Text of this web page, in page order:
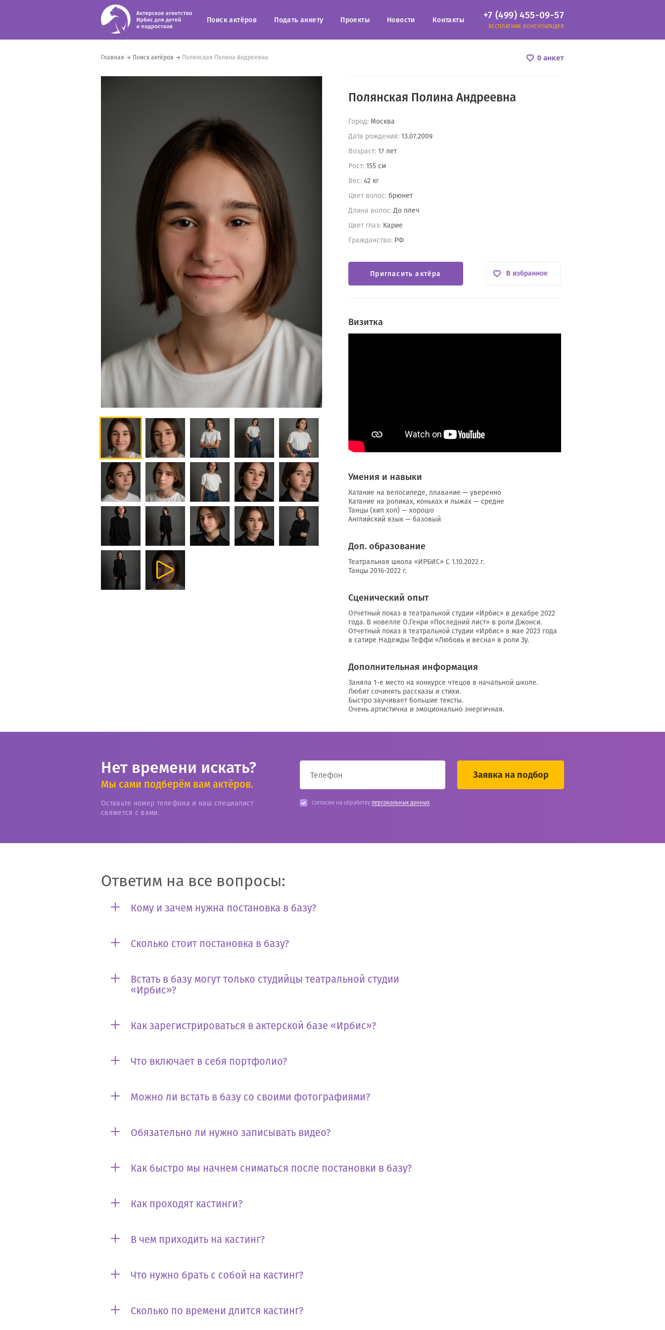
Поиск актёров Подать анкету Проекты Новости Контакты +7 (499) 455-09-57
БЕСПЛАТНАЯ КОНСУЛЬТАЦИЯ
Главная → Поиск актёров → Полянская Полина Андреевна 0 анкет
Полянская Полина Андреевна
Город: Москва
Дата рождения: 13.07.2009
Возраст: 17 лет
Рост: 155 см
Вес: 42 кг
Цвет волос: брюнет
Длина волос:До плеч
Цвет глаз: Карие
Гражданство: РФ
Пригласить актёра В избранное
Визитка
Умения и навыки
Катание на велосипеде, плавание — уверенно
Катание на роликах, коньках и лыжах — средне
Танцы (хип хоп) — хорошо
Английский язык — базовый
Доп. образование
Театральная школа «ИРБИС» С 1.10.2022 г.
Танцы 2016-2022 г.
Сценический опыт
Отчетный показ в театральной студии «Ирбис» в декабре 2022
года. В новелле О.Генри «Последний лист» в роли Джонси.
Отчетный показ в театральной студии «Ирбис» в мае 2023 года
в сатире Надежды Теффи «Любовь и весна» в роли Зу.
Дополнительная информация
Заняла 1-е место на конкурсе чтецов в начальной школе.
Любит сочинять рассказы и стихи.
Быстро заучивает большие тексты.
Очень артистична и эмоционально энергичная.
Нет времени искать?
Мы сами подберём вам актёров.
Оставьте номер телефона и наш специалист
свяжется с вами.
Согласие на обработку персональных данных
Ответим на все вопросы:
Кому и зачем нужна постановка в базу?
Сколько стоит постановка в базу?
Встать в базу могут только студийцы театральной студии
«Ирбис»?
Как зарегистрироваться в актерской базе «Ирбис»?
Что включает в себя портфолио?
Можно ли встать в базу со своими фотографиями?
Обязательно ли нужно записывать видео?
Как быстро мы начнем сниматься после постановки в базу?
Как проходят кастинги?
В чем приходить на кастинг?
Что нужно брать с собой на кастинг?
Сколько по времени длится кастинг?